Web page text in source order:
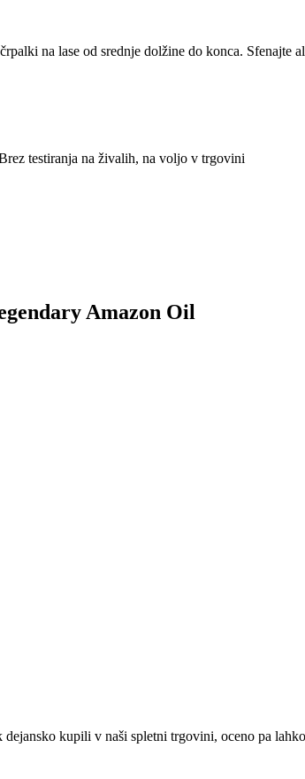
na lase od srednje dolžine do konca. Sfenajte
testiranja na živalih, na voljo v trgovini
Amazon Oil
kupili v naši spletni trgovini, oceno pa